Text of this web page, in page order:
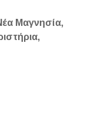
Μαγνησία,